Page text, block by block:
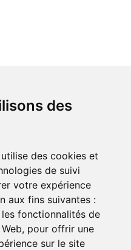
des
des cookies et
de suivi
votre expérience
aux fins suivantes :
fonctionnalités de
, pour offrir une
sur le site